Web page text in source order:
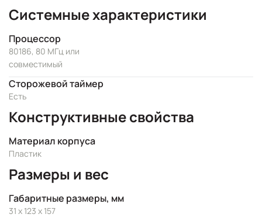
Системные характеристики
Процессор
80186, 80 МГц или
совместимый
Сторожевой таймер
Есть
Конструктивные свойства
Материал корпуса
Пластик
Размеры и вес
Габаритные размеры, мм
31 x 123 x 157